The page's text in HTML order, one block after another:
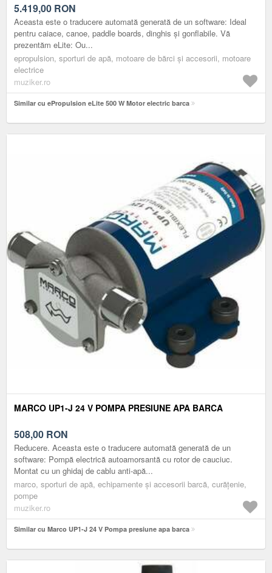
5.419,00 RON
Aceasta este o traducere automată generată de un software: Ideal
pentru caiace, canoe, paddle boards, dinghis și gonflabile. Vă
prezentăm eLite: Ou...
epropulsion, sporturi de apă, motoare de bărci și accesorii, motoare
electrice
muziker.ro
Similar cu ePropulsion eLite 500 W Motor electric barca
MARCO UP1-J 24 V POMPA PRESIUNE APA BARCA
508,00 RON
Reducere. Aceasta este o traducere automată generată de un
software: Pompă electrică autoamorsantă cu rotor de cauciuc.
Montat cu un ghidaj de cablu anti-apă...
marco, sporturi de apă, echipamente și accesorii barcă, curățenie,
pompe
muziker.ro
Similar cu Marco UP1-J 24 V Pompa presiune apa barca